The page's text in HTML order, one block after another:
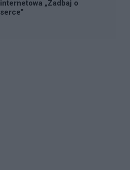
internetowa „Zadbaj o
serce”